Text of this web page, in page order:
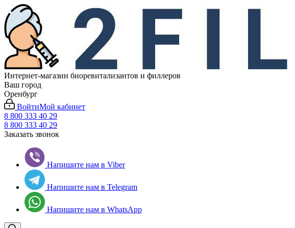
Интернет-магазин биоревитализантов и филлеров
Ваш город
Оренбург
ВойтиМой кабинет
8 800 333 40 29
8 800 333 40 29
Заказать звонок
Напишите нам в Viber
Напишите нам в Telegram
Напишите нам в WhatsApp